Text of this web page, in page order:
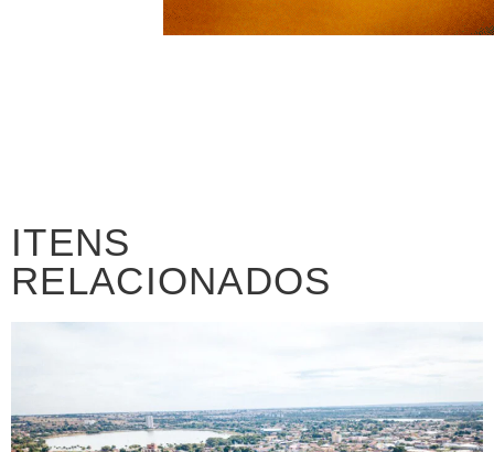
ITENS
RELACIONADOS